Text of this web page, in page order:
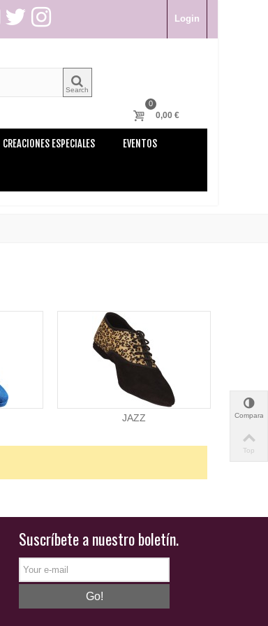
Login
0
0,00 €
Search
CREACIONES ESPECIALES EVENTOS
JAZZ
Suscríbete a nuestro boletín.
Go!
Comparar
Top